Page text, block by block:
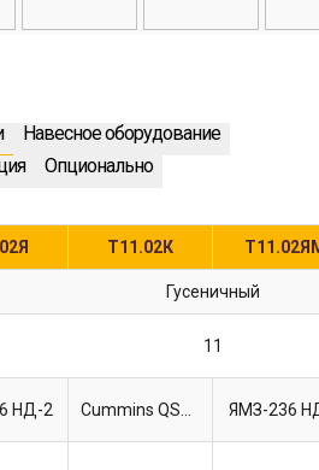
Навесное оборудование
Опционально
Т11.02К
Гусеничный
11
НД-2 Cummins QSB6.7 ЯМЗ-236